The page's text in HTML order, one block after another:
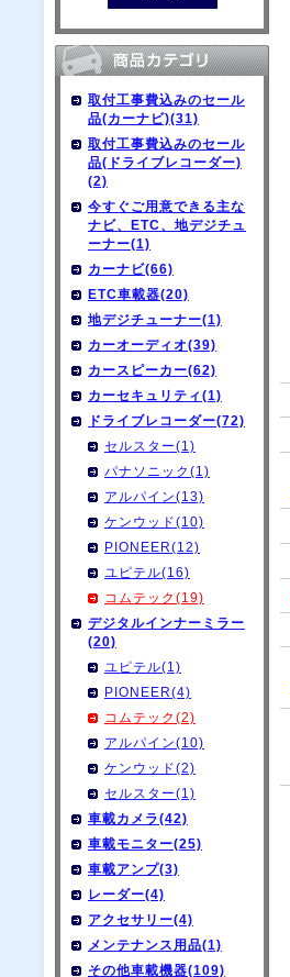
取付工事費込みのセール
品(カーナビ)(31)
取付工事費込みのセール
品(ドライブレコーダー)
(2)
今すぐご用意できる主な
ナビ、ETC、地デジチュ
ーナー(1)
カーナビ(66)
ETC車載器(20)
地デジチューナー(1)
カーオーディオ(39)
カースピーカー(62)
カーセキュリティ(1)
ドライブレコーダー(72)
セルスター(1)
パナソニック(1)
アルパイン(13)
ケンウッド(10)
PIONEER(12)
ユピテル(16)
コムテック(19)
デジタルインナーミラー
(20)
ユピテル(1)
PIONEER(4)
コムテック(2)
アルパイン(10)
ケンウッド(2)
セルスター(1)
車載カメラ(42)
車載モニター(25)
車載アンプ(3)
レーダー(4)
アクセサリー(4)
メンテナンス用品(1)
その他車載機器(109)